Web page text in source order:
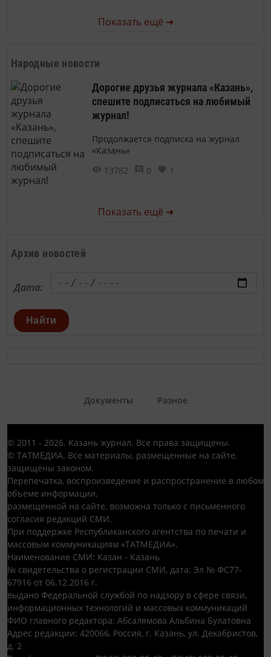
Показать ещё ➜
Народные новости
Дорогие друзья журнала «Казань»,
спешите подписаться на любимый
журнал!
Продолжается подписка на журнал
«Казань»
13782
0 1
Показать ещё ➜
Архив новостей
Дата:
Найти
Документы Разное
© 2011 - 2026. Казань журнал. Все права защищены.
© ТАТМЕДИА. Все материалы, размещенные на сайте,
защищены законом.
Перепечатка, воспроизведение и распространение в любом
объеме информации,
размещенной на сайте, возможна только с письменного
согласия редакций СМИ.
При поддержке Республиканского агентства по печати и
массовым коммуникациям «ТАТМЕДИА».
Наименование СМИ: Казан - Казань
№ свидетельства о регистрации СМИ, дата: Эл № ФС77-
67916 от 06.12.2016 г.
выдано Федеральной службой по надзору в сфере связи,
информационных технологий и массовых коммуникаций
ФИО главного редактора: Абсалямова Альбина Булатовна
Адрес редакции: 420066, Россия, г. Казань, ул. Декабристов,
д. 2